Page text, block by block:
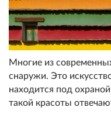
Многие из
снаружи. Это
находится под
такой красоты